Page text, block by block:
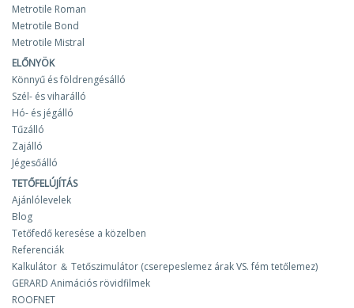
Metrotile Roman
Metrotile Bond
Metrotile Mistral
ELŐNYÖK
Könnyű és földrengésálló
Szél- és viharálló
Hó- és jégálló
Tűzálló
Zajálló
Jégesőálló
TETŐFELÚJÍTÁS
Ajánlólevelek
Blog
Tetőfedő keresése a közelben
Referenciák
Kalkulátor ＆ Tetőszimulátor (cserepeslemez árak VS. fém tetőlemez)
GERARD Animációs rövidfilmek
ROOFNET